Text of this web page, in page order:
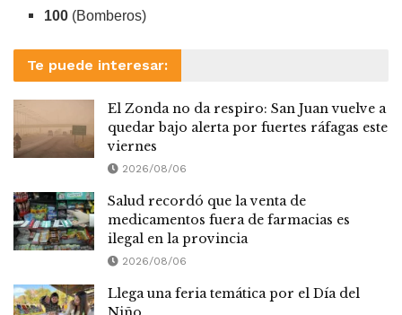
100 (Bomberos)
Te puede interesar:
El Zonda no da respiro: San Juan vuelve a
quedar bajo alerta por fuertes ráfagas este
viernes
2026/08/06
Salud recordó que la venta de
medicamentos fuera de farmacias es
ilegal en la provincia
2026/08/06
Llega una feria temática por el Día del